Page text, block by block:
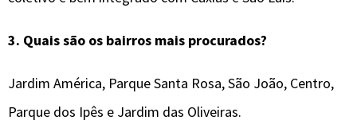
3. Quais são os bairros mais procurados?
Jardim América, Parque Santa Rosa, São João, Centro,
Parque dos Ipês e Jardim das Oliveiras.